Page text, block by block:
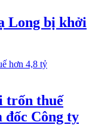
Long bị khởi
trốn thuế
đốc Công ty